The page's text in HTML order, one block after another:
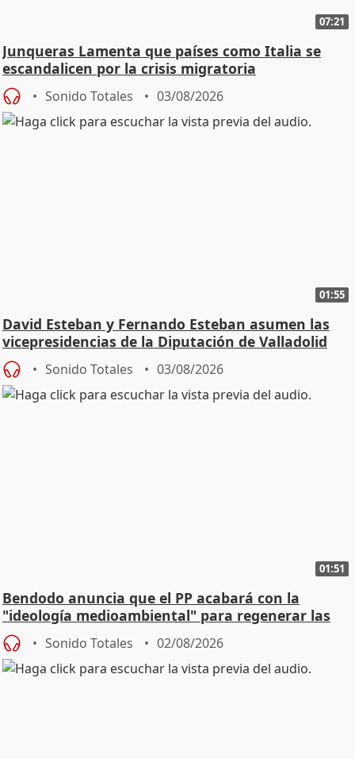
07:21
Junqueras Lamenta que países como Italia se
escandalicen por la crisis migratoria
Sonido Totales 03/08/2026
01:55
David Esteban y Fernando Esteban asumen las
vicepresidencias de la Diputación de Valladolid
Sonido Totales 03/08/2026
01:51
Bendodo anuncia que el PP acabará con la
"ideología medioambiental" para regenerar las
playas
Sonido Totales 02/08/2026